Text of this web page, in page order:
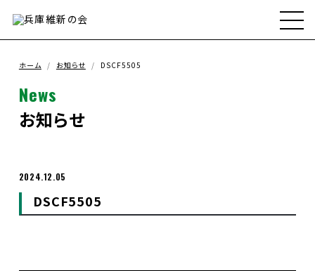
ホーム
兵庫維新の会とは
メンバー
政策実績
News
お知らせ
ホーム お知らせ DSCF5505
2024.12.05
DSCF5505